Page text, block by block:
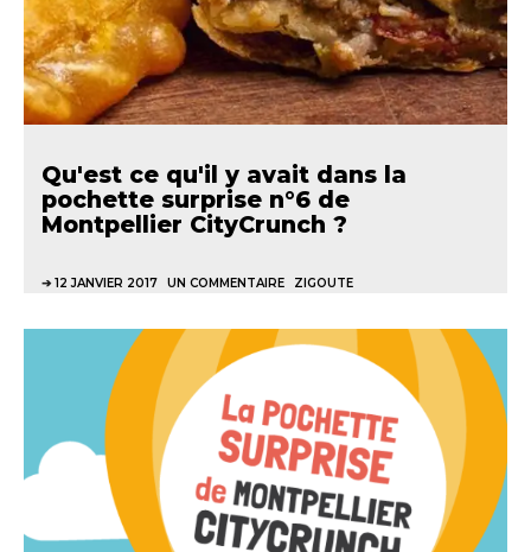
Qu'est ce qu'il y avait dans la
pochette surprise n°6 de
Montpellier CityCrunch ?
12 JANVIER 2017 UN COMMENTAIRE ZIGOUTE